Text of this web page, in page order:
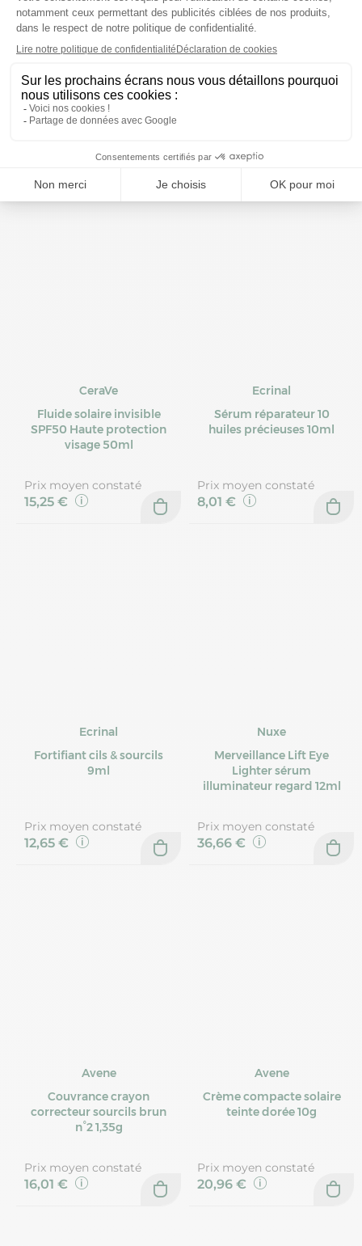
Avene
Couvrance poudre
mosaïque lumière 10g
La Roche-Posay
Hydraphase HA BB crème
SPF15 teinte médium
23,85 €
CeraVe
Fluide solaire invisible
SPF50 Haute protection
visage 50ml
Prix moyen constaté
15,25 €
Ecrinal
Sérum réparateur 10
huiles précieuses 10ml
Prix moyen constaté
8,01 €
Ecrinal
Fortifiant cils & sourcils
9ml
Prix moyen constaté
12,65 €
Nuxe
Merveillance Lift Eye
Lighter sérum
illuminateur regard 12ml
Prix moyen constaté
36,66 €
Avene
Couvrance crayon
correcteur sourcils brun
n°2 1,35g
Prix moyen constaté
16,01 €
Avene
Crème compacte solaire
teinte dorée 10g
Prix moyen constaté
20,96 €